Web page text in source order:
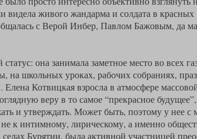
видела живого жандарма и солдата в красных
с Верой Инбер, Павлом Бажовым, да
она занимала заметное место во всех
на школьных уроках, рабочих собраниях,
Котвицкая взросла в атмосфере
веру в то самое “прекрасное
и утверждать. Может быть, поэтому у нее с
к интимному, лирическому, а именно
Бурятии, была активной участницей